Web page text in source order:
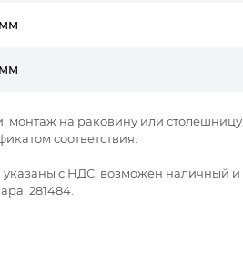
монтаж на раковину или столешницу.
соответствия.
указаны с НДС, возможен наличный и
281484.